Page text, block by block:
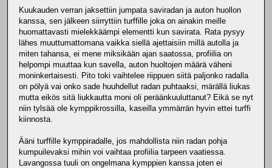
Kuukauden verran jaksettiin jumpata saviradan ja auton huollon
kanssa, sen jälkeen siirryttiin turffille joka on ainakin meille
huomattavasti mielekkäämpi elementti kun savirata. Rata pysyy
lähes muuttumattomana vaikka siellä ajettaisiin millä autolla ja
miten tahansa, ei mene miksikään ajan saatossa, profiilia on
helpompi muuttaa kun savella, auton huoltojen määrä väheni
moninkertaisesti. Pito toki vaihtelee riippuen siitä paljonko radalla
on pölyä vai onko sade huuhdellut radan puhtaaksi, märällä liukas
mutta eikös sitä liukkautta moni oli peräänkuuluttanut? Eikä se nyt
niin tylsää ole kymppikrossilla, kaseilla ymmärrän hyvin ettei turffi
kiinnosta.
Ääni turffille kymppiradalle, jos mahdollista niin radan pohja
kumpuilevaksi mihin voi vaihtaa profiilia tarpeen vaatiessa.
Lavangossa tuuli on ongelmana kymppien kanssa joten ei